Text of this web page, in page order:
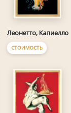
Леонетто, Капиелло
СТОИМОСТЬ